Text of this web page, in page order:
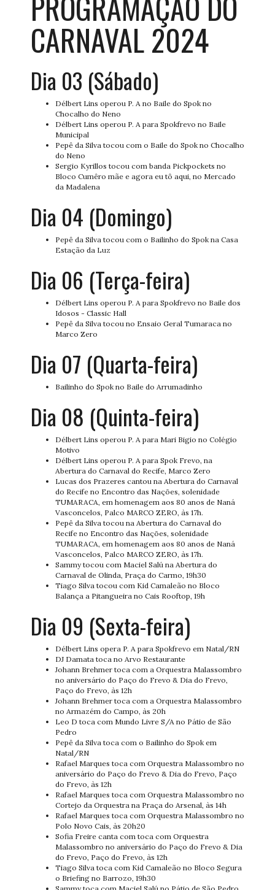
CARNAVAL 2024
Dia 03 (Sábado)
Délbert Lins operou P. A no Baile do Spok no
Chocalho do Neno
Délbert Lins operou P. A para Spokfrevo no Baile
Municipal
Pepê da Silva tocou com o Baile do Spok no Chocalho
do Neno
Sergio Kyrillos tocou com banda Pickpockets no
Bloco Cumêro mãe e agora eu tô aqui, no Mercado
da Madalena
Dia 04 (Domingo)
Pepê da Silva tocou com o Bailinho do Spok na Casa
Estação da Luz
Dia 06 (Terça-feira)
Délbert Lins operou P. A para Spokfrevo no Baile dos
Idosos - Classic Hall
Pepê da Silva tocou no Ensaio Geral Tumaraca no
Marco Zero
Dia 07 (Quarta-feira)
Bailinho do Spok no Baile do Arrumadinho
Dia 08 (Quinta-feira)
Délbert Lins operou P. A para Mari Bigio no Colégio
Motivo
Délbert Lins operou P. A para Spok Frevo, na
Abertura do Carnaval do Recife, Marco Zero
Lucas dos Prazeres cantou na Abertura do Carnaval
do Recife no Encontro das Nações, solenidade
TUMARACA, em homenagem aos 80 anos de Naná
Vasconcelos, Palco MARCO ZERO, às 17h.
Pepê da Silva tocou na Abertura do Carnaval do
Recife no Encontro das Nações, solenidade
TUMARACA, em homenagem aos 80 anos de Naná
Vasconcelos, Palco MARCO ZERO, às 17h.
Sammy tocou com Maciel Salú na Abertura do
Carnaval de Olinda, Praça do Carmo, 19h30
Tiago Silva tocou com Kid Camaleão no Bloco
Balança a Pitangueira no Cais Rooftop, 19h
Dia 09 (Sexta-feira)
Délbert Lins opera P. A para Spokfrevo em Natal/RN
DJ Damata toca no Arvo Restaurante
Johann Brehmer toca com a Orquestra Malassombro
no aniversário do Paço do Frevo & Dia do Frevo,
Paço do Frevo, às 12h
Johann Brehmer toca com a Orquestra Malassombro
no Armazém do Campo, às 20h
Leo D toca com Mundo Livre S/A no Pátio de São
Pedro
Pepê da Silva toca com o Bailinho do Spok em
Natal/RN
Rafael Marques toca com Orquestra Malassombro no
aniversário do Paço do Frevo & Dia do Frevo, Paço
do Frevo, às 12h
Rafael Marques toca com Orquestra Malassombro no
Cortejo da Orquestra na Praça do Arsenal, às 14h
Rafael Marques toca com Orquestra Malassombro no
Polo Novo Cais, às 20h20
Sofia Freire canta com toca com Orquestra
Malassombro no aniversário do Paço do Frevo & Dia
do Frevo, Paço do Frevo, às 12h
Tiago Silva toca com Kid Camaleão no Bloco Segura
o Briefing no Barrozo, 19h30